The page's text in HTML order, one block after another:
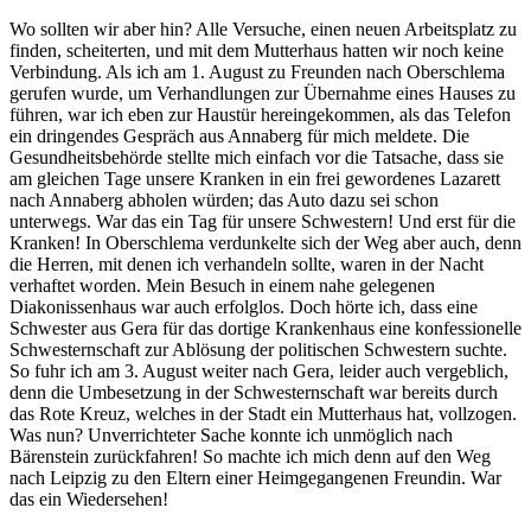
Wo sollten wir aber hin? Alle Versuche, einen neuen Arbeitsplatz zu
finden, scheiterten, und mit dem Mutterhaus hatten wir noch keine
Verbindung. Als ich am 1. August zu Freunden nach Oberschlema
gerufen wurde, um Verhandlungen zur Übernahme eines Hauses zu
führen, war ich eben zur Haustür hereingekommen, als das Telefon
ein dringendes Gespräch aus Annaberg für mich meldete. Die
Gesundheitsbehörde stellte mich einfach vor die Tatsache, dass sie
am gleichen Tage unsere Kranken in ein frei gewordenes Lazarett
nach Annaberg abholen würden; das Auto dazu sei schon
unterwegs. War das ein Tag für unsere Schwestern! Und erst für die
Kranken! In Oberschlema verdunkelte sich der Weg aber auch, denn
die Herren, mit denen ich verhandeln sollte, waren in der Nacht
verhaftet worden. Mein Besuch in einem nahe gelegenen
Diakonissenhaus war auch erfolglos. Doch hörte ich, dass eine
Schwester aus Gera für das dortige Krankenhaus eine konfessionelle
Schwesternschaft zur Ablösung der politischen Schwestern suchte.
So fuhr ich am 3. August weiter nach Gera, leider auch vergeblich,
denn die Umbesetzung in der Schwesternschaft war bereits durch
das Rote Kreuz, welches in der Stadt ein Mutterhaus hat, vollzogen.
Was nun? Unverrichteter Sache konnte ich unmöglich nach
Bärenstein zurückfahren! So machte ich mich denn auf den Weg
nach Leipzig zu den Eltern einer Heimgegangenen Freundin. War
das ein Wiedersehen!